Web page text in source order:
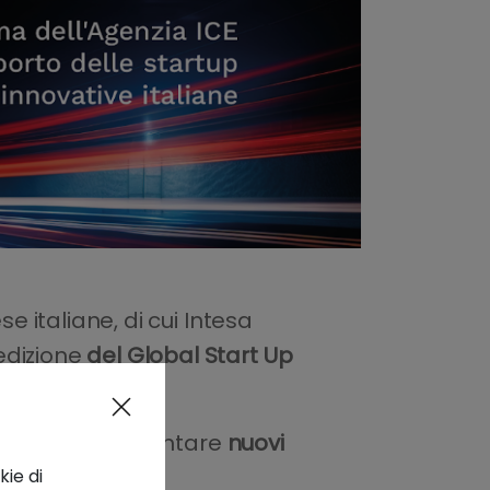
italiane, di cui Intesa
del Global Start Up
italiane
ad affrontare nuovi
di